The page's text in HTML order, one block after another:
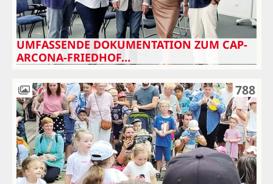
UMFASSENDE DOKUMENTATION ZUM CAP-
ARCONA-FRIEDHOF…
788